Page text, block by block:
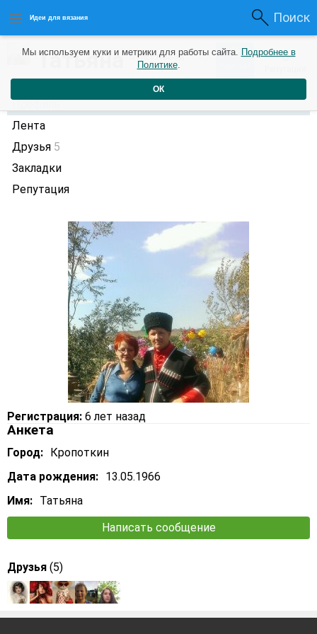
Идеи для вязания Поиск
Татьяна6 лет назад 0 0
Профиль
Лента
Друзья 5
Закладки
Репутация
Регистрация: 6 лет назад
Анкета
Город: Кропоткин
Дата рождения: 13.05.1966
Имя: Татьяна
Написать сообщение
Друзья (5)
Мы используем куки и метрики для работы сайта. Подробнее в
Политике.
ОК